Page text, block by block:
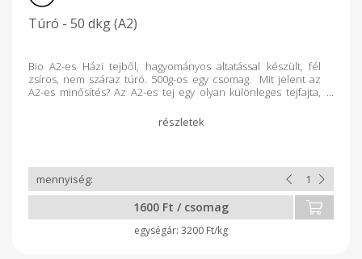
Túró - 50 dkg (A2)
Bio A2-es Házi tejből, hagyományos altatással készült, fél
zsíros, nem száraz túró. 500g-os egy csomag. Mit jelent az
A2-es minősítés? Az A2-es tej egy olyan különleges tejfajta,
aminek köszönhetően a tej könnyebben emészthető az
emberi szervezet számára. Azok is megpróbálhatják
1600 Ft / csomag
3200 Ft/kg